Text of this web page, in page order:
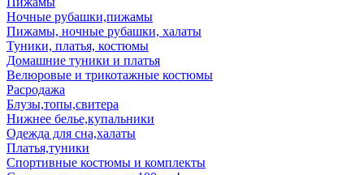
Ночные рубашки,пижамы
Пижамы, ночные рубашки, халаты
Туники, платья, костюмы
Домашние туники и платья
Велюровые и трикотажные костюмы
Расродажа
Блузы,топы,свитера
Нижнее белье,купальники
Одежда для сна,халаты
Платья,туники
Спортивные костюмы и комплекты